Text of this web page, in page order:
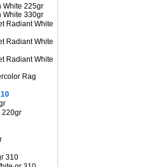
White 225gr
White 330gr
Radiant White
Radiant White
Radiant White
Rag
220gr
310